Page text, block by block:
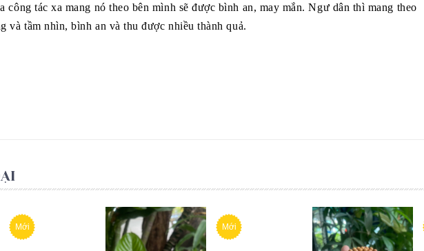
tác xa mang nó theo bên mình sẽ được bình an, may mắn. Ngư dân thì mang theo
và tầm nhìn, bình an và thu được nhiều thành quả.
Mới Mới